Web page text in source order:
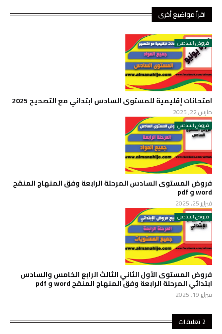
اقرأ مواضيع أخرى
فروض السادس
امتحانات إقليمية للمستوى السادس ابتدائي مع التصحيح 2025
مارس 22, 2025
فروض السادس
فروض المستوى السادس المرحلة الرابعة وفق المنهاج المنقح
word و pdf
فبراير 25, 2025
فروض السادس
فروض المستوى الأول الثاني الثالث الرابع الخامس والسادس
ابتدائي المرحلة الرابعة وفق المنهاج المنقح word و pdf
فبراير 19, 2025
2 تعليقات